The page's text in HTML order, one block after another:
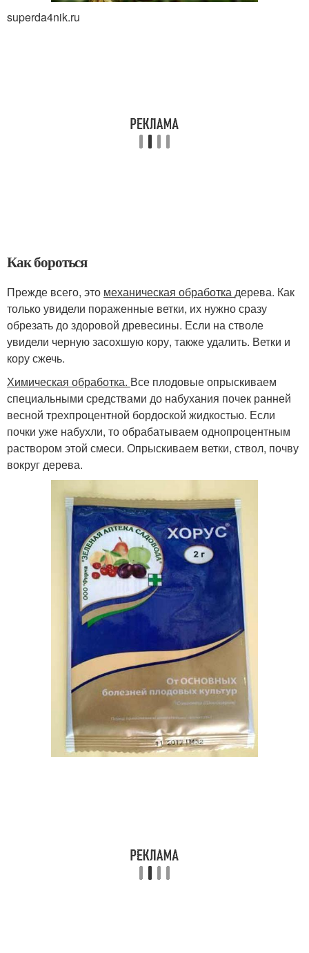
superda4nik.ru
Как бороться
Прежде всего, это механическая обработкадерева. Как
только увидели пораженные ветки, их нужно сразу
обрезать до здоровой древесины. Если на стволе
увидели черную засохшую кору, также удалить. Ветки и
кору сжечь.
Химическая обработка. Все плодовые опрыскиваем
специальными средствами до набухания почек ранней
весной трехпроцентной бордоской жидкостью. Если
почки уже набухли, то обрабатываем однопроцентным
раствором этой смеси. Опрыскиваем ветки, ствол, почву
вокруг дерева.